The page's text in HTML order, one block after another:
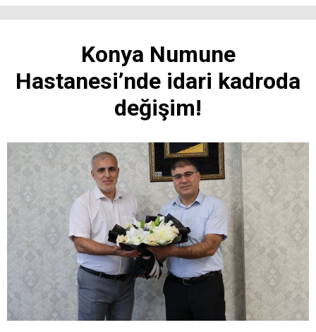
Konya Numune
Hastanesi’nde idari kadroda
değişim!